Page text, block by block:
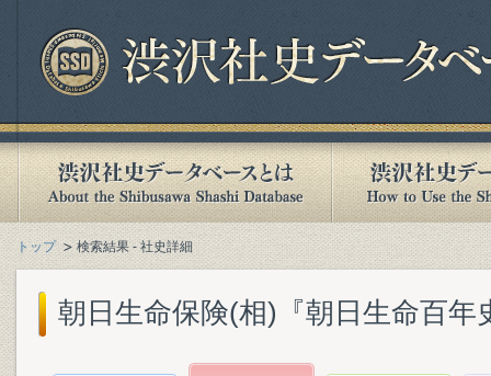
トップ 検索結果 - 社史詳細
朝日生命保険(相)『朝日生命百年